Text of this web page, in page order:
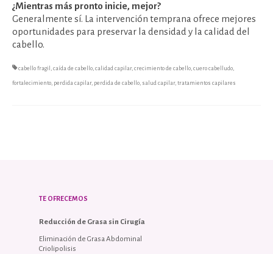
¿Mientras más pronto inicie, mejor?
Generalmente sí. La intervención temprana ofrece mejores
oportunidades para preservar la densidad y la calidad del
cabello.
cabello fragil , caída de cabello, calidad capilar, crecimiento de cabello, cuero cabelludo,
fortalecimiento, perdida capilar, perdida de cabello, salud capilar, tratamientos capilares
TE OFRECEMOS
Reducción de Grasa sin Cirugía
Eliminación de Grasa Abdominal
Criolipolisis